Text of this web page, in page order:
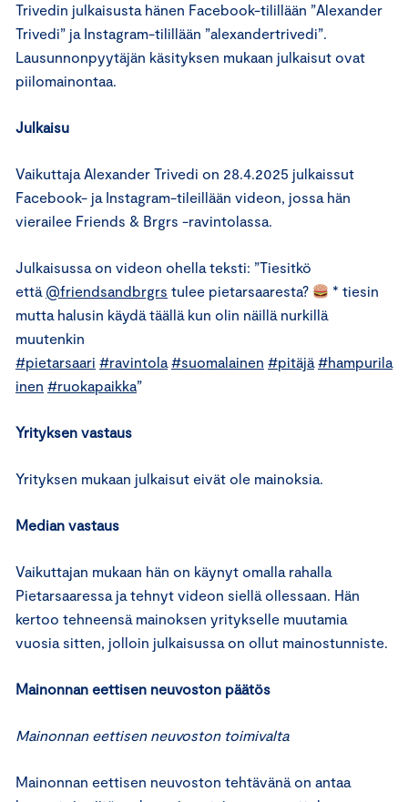
Trivedin julkaisusta hänen Facebook-tilillään ”Alexander
Trivedi” ja Instagram-tilillään ”alexandertrivedi”.
Lausunnonpyytäjän käsityksen mukaan julkaisut ovat
piilomainontaa.
Julkaisu
Vaikuttaja Alexander Trivedi on 28.4.2025 julkaissut
Facebook- ja Instagram-tileillään videon, jossa hän
vierailee Friends & Brgrs -ravintolassa.
Julkaisussa on videon ohella teksti: ”Tiesitkö
että @friendsandbrgrs tulee pietarsaaresta?
* tiesin
mutta halusin käydä täällä kun olin näillä nurkillä
muutenkin
#pietarsaari #ravintola #suomalainen #pitäjä #hampurila
inen #ruokapaikka”
Yrityksen vastaus
Yrityksen mukaan julkaisut eivät ole mainoksia.
Median vastaus
Vaikuttajan mukaan hän on käynyt omalla rahalla
Pietarsaaressa ja tehnyt videon siellä ollessaan. Hän
kertoo tehneensä mainoksen yritykselle muutamia
vuosia sitten, jolloin julkaisussa on ollut mainostunniste.
Mainonnan eettisen neuvoston päätös
Mainonnan eettisen neuvoston toimivalta
Mainonnan eettisen neuvoston tehtävänä on antaa